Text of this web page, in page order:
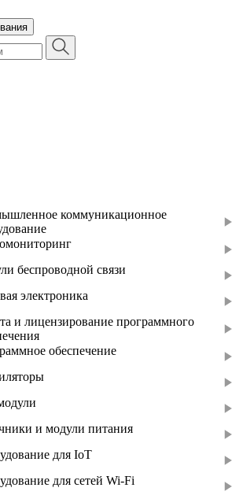
коммуникационное
беспроводной связи
электроника
и лицензирование программного
обеспечение
и модули питания
для IoT
для сетей Wi-Fi